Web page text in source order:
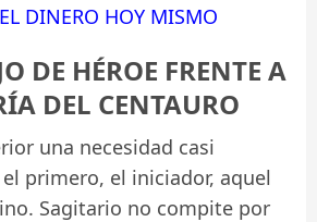
DINERO HOY MISMO
DE HÉROE FRENTE A
DEL CENTAURO
una necesidad casi
primero, el iniciador, aquel
Sagitario no compite por